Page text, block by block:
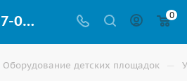
Машинка 057-01.129.00 для детской площадки купить в Астрахани 0
Оборудование детских площадок —